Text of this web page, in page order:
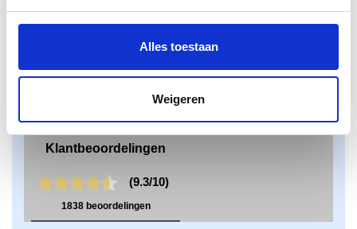
Alles toestaan
Weigeren
Disclaimer